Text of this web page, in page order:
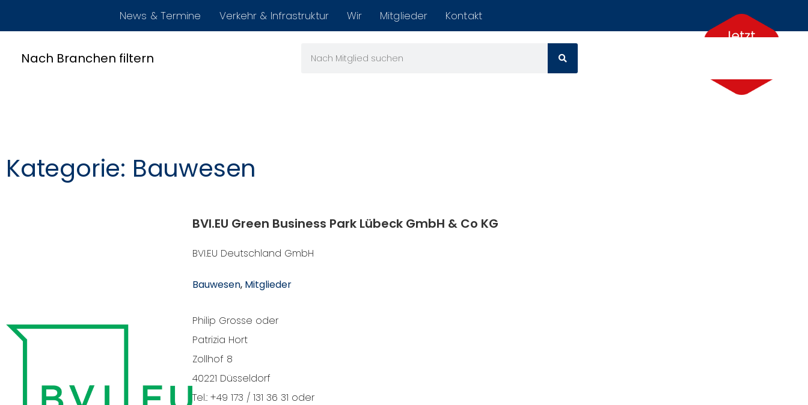
News & Termine Verkehr & Infrastruktur Wir Mitglieder Kontakt
Nach Branchen filtern
Kategorie: Bauwesen
BVI.EU Green Business Park Lübeck GmbH & Co KG
BVI.EU Deutschland GmbH
Bauwesen, Mitglieder
Philip Grosse oder
Patrizia Hort
Zollhof 8
40221 Düsseldorf
Tel.: +49 173 / 131 36 31 oder